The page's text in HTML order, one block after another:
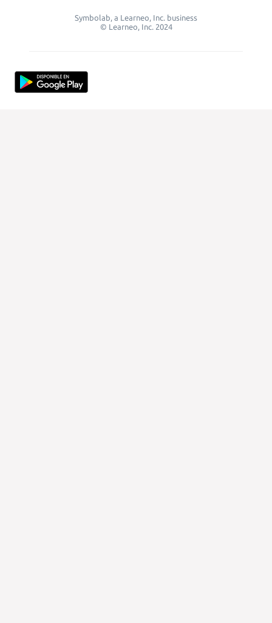
Symbolab, a Learneo, Inc. business
© Learneo, Inc. 2024